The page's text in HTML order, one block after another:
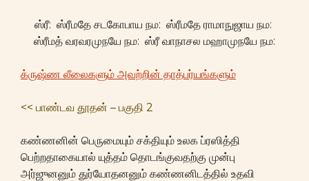
ஸ்ரீ: ஸ்ரீமதே சடகோபாய நம: ஸ்ரீமதே ராமாநுஜாய நம:
ஸ்ரீமத் வரவரமுநயே நம: ஸ்ரீ வாநாசல மஹாமுநயே நம:
க்ருஷ்ண லீலைகளும் அவற்றின் தாத்பர்யங்களும்
<< பாண்டவ தூதன் – பகுதி 2
கண்ணனின் பெருமையும் சக்தியும் உலக ப்ரஸித்தி
பெற்றதாகையால் யுத்தம் தொடங்குவதற்கு முன்பு
அர்ஜுனனும் துர்யோதனனும் கண்ணனிடத்தில் உதவி